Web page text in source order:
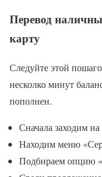
Перевод
карту
Следуйте этой
несколко минут
пополнен.
Сначала заходим
Находим меню
Подбираем опцию